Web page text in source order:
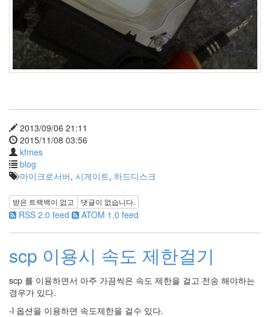
2013/09/06 21:11
2015/11/08 03:56
kfmes
blog
마이크로서버, 시게이트, 하드디스크
받은 트랙백이 없고 댓글이 없습니다.
RSS 2.0 feed ATOM 1.0 feed
scp 이용시 속도 제한걸기
scp 를 이용하면서 아주 가끔씩은 속도 제한을 걸고 전송 해야하는
경우가 있다.
-l 옵션을 이용하면 속도제한을 걸수 있다.